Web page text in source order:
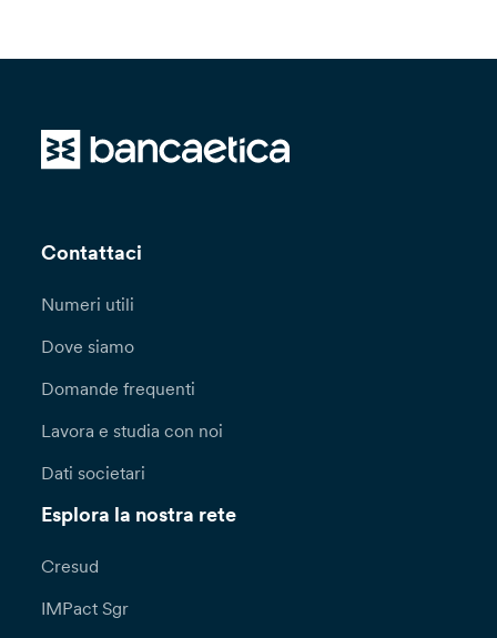
Contattaci
Numeri utili
Dove siamo
Domande frequenti
Lavora e studia con noi
Dati societari
Esplora la nostra rete
Cresud
IMPact Sgr